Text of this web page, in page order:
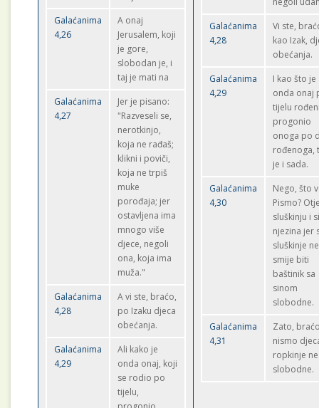
Galaćanima
4,26
A onaj
Jerusalem, koji
je gore,
slobodan je, i
taj je mati na
Galaćanima
4,27
Jer je pisano:
"Razveseli se,
nerotkinjo,
koja ne rađaš;
klikni i poviči,
koja ne trpiš
muke
porođaja; jer
ostavljena ima
mnogo više
djece, negoli
ona, koja ima
muža."
Galaćanima
4,28
A vi ste, braćo,
po Izaku djeca
obećanja.
Galaćanima
4,29
Ali kako je
onda onaj, koji
se rodio po
tijelu,
Galaćanima
4,28
Vi ste,
kao Izak,
obećanja.
Galaćanima
4,29
I kao što je
onda onaj
tijelu
progonio
onoga po
rođenoga,
je i sada.
Galaćanima
4,30
Nego, što
Pismo?
sluškinju i
njezina jer
sluškinje ne
smije biti
baštinik sa
sinom
slobodne.
Galaćanima
4,31
Zato,
nismo
ropkinje
slobodne.